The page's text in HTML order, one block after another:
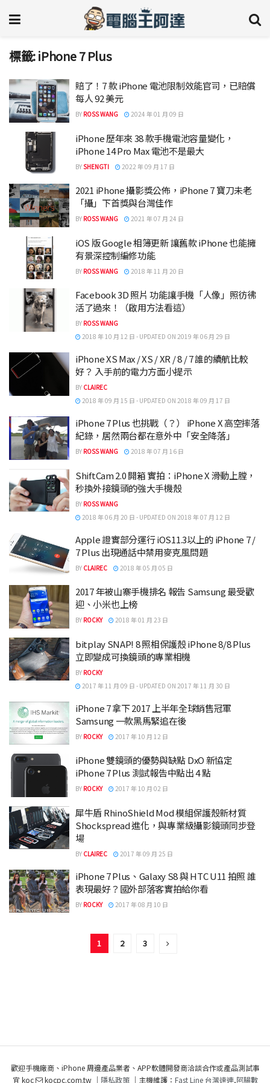
標籤:iPhone 7 Plus
賠了！7 款 iPhone 電池限制效能官司，已賠償
每人 92 美元
BY ROSS WANG 2024 年 01 月 09 日
iPhone 歷年來 38 款手機電池容量變化，
iPhone 14 Pro Max 電池不是最大
BYSHENGTI 2022 年 09 月 17 日
2021 iPhone 攝影獎公佈，iPhone 7 寶刀未老
「攝」下首獎與台灣佳作
BY ROSS WANG 2021 年 07 月 24 日
iOS 版 Google 相簿更新 讓舊款 iPhone 也能擁
有景深控制編修功能
BY ROSS WANG 2018 年 11 月 20 日
Facebook 3D 照片 功能讓手機「人像」照彷彿
活了過來！（啟用方法看這）
BY ROSS WANG
2018 年 10 月 12 日 - UPDATED ON 2019 年 06 月 29 日
iPhone XS Max / XS / XR / 8 / 7 誰的續航比較
好？ 入手前的電力方面小提示
BY CLAIREC
2018 年 09 月 15 日 - UPDATED ON 2018 年 09 月 17 日
iPhone 7 Plus 也挑戰（？） iPhone X 高空摔落
紀錄，居然兩台都在意外中「安全降落」
BY ROSS WANG 2018 年 07 月 16 日
ShiftCam 2.0 開箱 實拍：iPhone X 滑動上膛，
秒換外接鏡頭的強大手機殼
BY ROSS WANG
2018 年 06 月 20 日 - UPDATED ON 2018 年 07 月 12 日
Apple 證實部分運行 iOS11.3以上的 iPhone 7 /
7 Plus 出現通話中禁用麥克風問題
BY CLAIREC 2018 年 05 月 05 日
2017 年被山寨手機排名 報告 Samsung 最受歡
迎、小米也上榜
BY ROCKY 2018 年 01 月 23 日
bitplay SNAP! 8 照相保護殼 iPhone 8/8 Plus
立即變成可換鏡頭的專業相機
BY ROCKY
2017 年 11 月 09 日 - UPDATED ON 2017 年 11 月 30 日
iPhone 7 拿下 2017 上半年全球銷售冠軍
Samsung 一款黑馬緊追在後
BY ROCKY 2017 年 10 月 12 日
iPhone 雙鏡頭的優勢與缺點 DxO 新協定
iPhone 7 Plus 測試報告中點出 4 點
BY ROCKY 2017 年 10 月 02 日
犀牛盾 RhinoShield Mod 模組保護殼新材質
Shockspread 進化，與專業級攝影鏡頭同步登
場
BY CLAIREC 2017 年 09 月 25 日
iPhone 7 Plus、Galaxy S8 與 HTC U11 拍照 誰
表現最好？國外部落客實拍給你看
BY ROCKY 2017 年 08 月 10 日
1 2 3
歡迎手機廠商、iPhone 周邊產品業者、APP軟體開發商洽談合作或產品測試事
宜 koc
kocpc.com.tw ｜ 隱私政策｜主機維護： Fast Line 台灣速連,阿腸數